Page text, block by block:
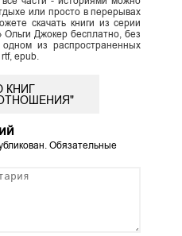
или просто в перерывах
скачать книги из серии
Джокер бесплатно, без
из распространенных
epub.
КНИГ
Обязательные